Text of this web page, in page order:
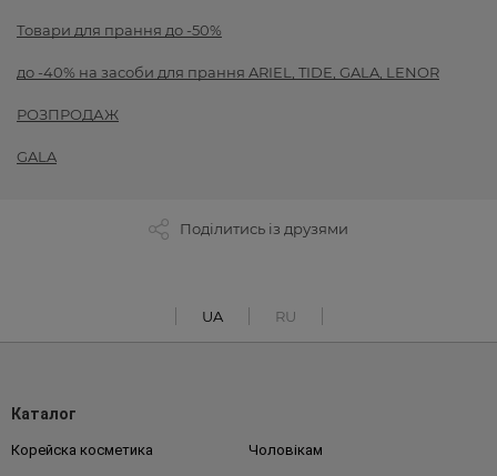
Товари для прання до -50%
до -40% на засоби для прання ARIEL, TIDE, GALA, LENOR
РОЗПРОДАЖ
GALA
Поділитись із друзями
UA RU
Каталог
Корейска косметика Чоловікам